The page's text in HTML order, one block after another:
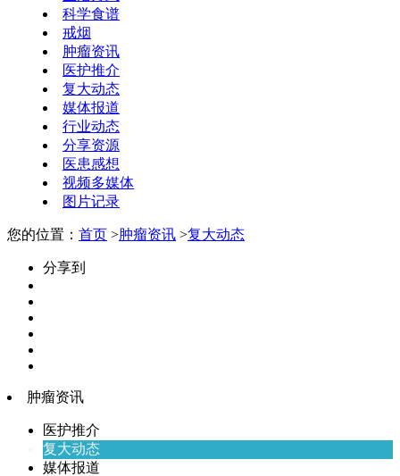
科学食谱
戒烟
肿瘤资讯
医护推介
复大动态
媒体报道
行业动态
分享资源
医患感想
视频多媒体
图片记录
您的位置： 首页 >肿瘤资讯 >复大动态
分享到
肿瘤资讯
医护推介
复大动态
媒体报道